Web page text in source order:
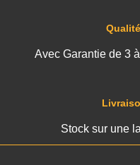
Stock sur une
Avec Garantie de 3